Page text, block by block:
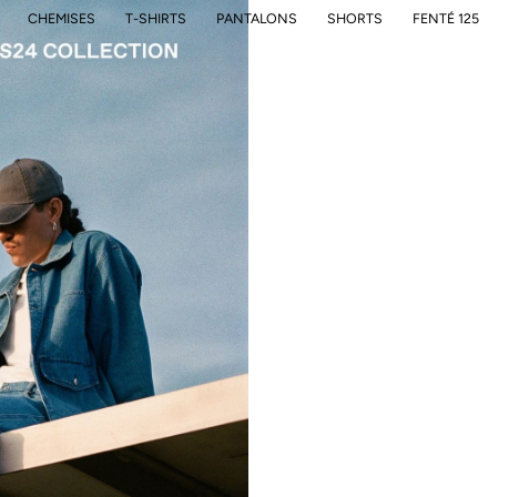
CHEMISES T-SHIRTS PANTALONS SHORTS FENTÉ 125